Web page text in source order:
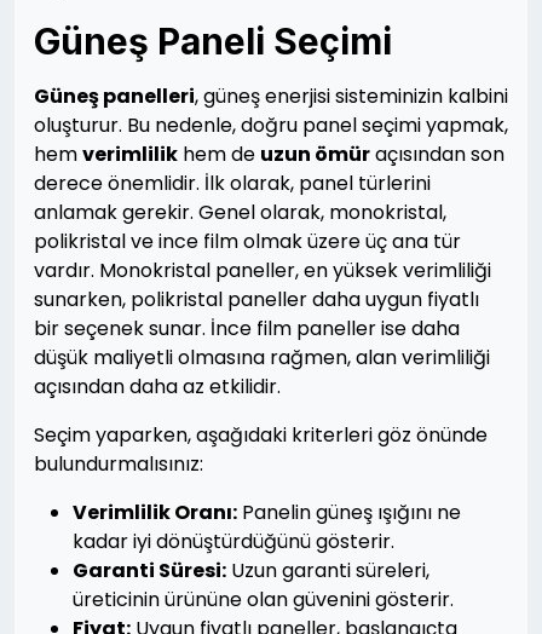
Güneş Paneli Seçimi
Güneş panelleri, güneş enerjisi sisteminizin kalbini
oluşturur. Bu nedenle, doğru panel seçimi yapmak,
hemverimlilik hem de uzun ömüraçısından son
derece önemlidir. İlk olarak, panel türlerini
anlamak gerekir. Genel olarak, monokristal,
polikristal ve ince film olmak üzere üç ana tür
vardır. Monokristal paneller, en yüksek verimliliği
sunarken, polikristal paneller daha uygun fiyatlı
bir seçenek sunar. İnce film paneller ise daha
düşük maliyetli olmasına rağmen, alan verimliliği
açısından daha az etkilidir.
Seçim yaparken, aşağıdaki kriterleri göz önünde
bulundurmalısınız:
Verimlilik Oranı: Panelin güneş ışığını ne
kadar iyi dönüştürdüğünü gösterir.
Garanti Süresi: Uzun garanti süreleri,
üreticinin ürününe olan güvenini gösterir.